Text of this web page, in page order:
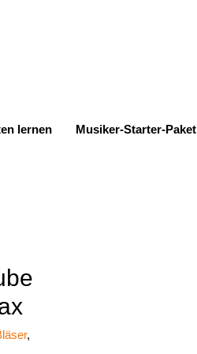
lernen Musiker-Starter-Paket
,